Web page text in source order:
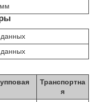
мм
данных
данных
Транспортна
я